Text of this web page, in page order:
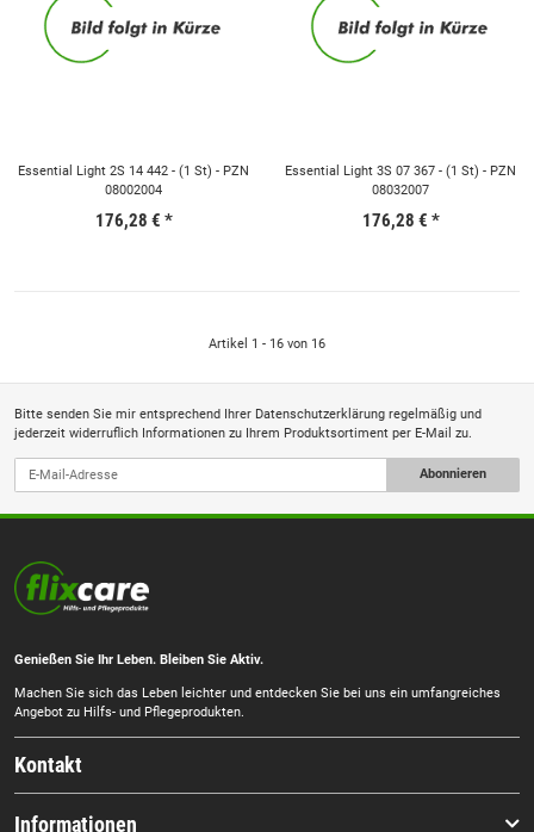
Essential Light 2S 14 442 - (1 St) - PZN
08002004
176,28 € *
Essential Light 3S 07 367 - (1 St) - PZN
08032007
176,28 € *
Artikel 1 - 16 von 16
Bitte senden Sie mir entsprechend Ihrer Datenschutzerklärung regelmäßig und
jederzeit widerruflich Informationen zu Ihrem Produktsortiment per E-Mail zu.
Abonnieren
Genießen Sie Ihr Leben. Bleiben Sie Aktiv.
Machen Sie sich das Leben leichter und entdecken Sie bei uns ein umfangreiches
Angebot zu Hilfs- und Pflegeprodukten.
Kontakt
Informationen